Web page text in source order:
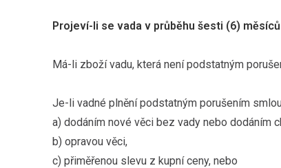
Projeví-li se vada v průběhu šesti (6)
Má-li zboží vadu, která není podstatným
Je-li vadné plnění podstatným porušením
a) dodáním nové věci bez vady nebo dodáním
b) opravou věci,
c) přiměřenou slevu z kupní ceny, nebo